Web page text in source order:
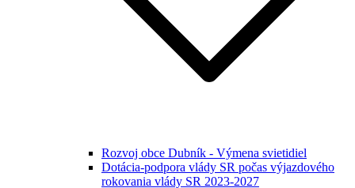
Rozvoj obce Dubník - Výmena svietidiel
Dotácia-podpora vlády SR počas výjazdového
rokovania vlády SR 2023-2027